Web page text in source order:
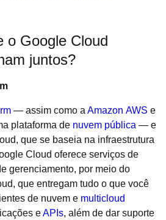
o Google Cloud
juntos?
— assim como a Amazon AWS e
plataforma de nuvem pública — e
que se baseia na infraestrutura
Cloud oferece serviços de
gerenciamento, por meio do
que entregam tudo o que você
de nuvem e multicloud
eAPIs, além de dar suporte